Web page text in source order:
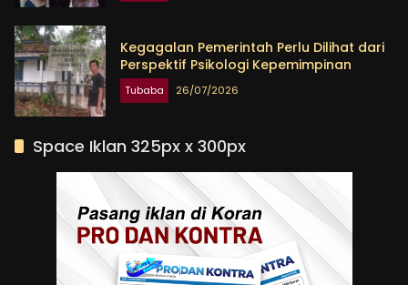
Kegagalan Pemerintah Perlu Dilihat dari
Perspektif Psikologi Kepemimpinan
Tubaba 26/07/2026
Space Iklan 325px x 300px